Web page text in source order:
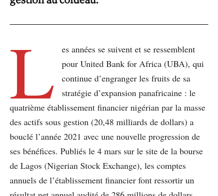
L
es années se suivent et se ressemblent
pour United Bank for Africa (UBA), qui
continue d’engranger les fruits de sa
stratégie d’expansion panafricaine : le
quatrième établissement financier nigérian par la masse
des actifs sous gestion (20,48 milliards de dollars) a
bouclé l’année 2021 avec une nouvelle progression de
ses bénéfices. Publiés le 4 mars sur le site de la bourse
de Lagos (Nigerian Stock Exchange), les comptes
annuels de l’établissement financier font ressortir un